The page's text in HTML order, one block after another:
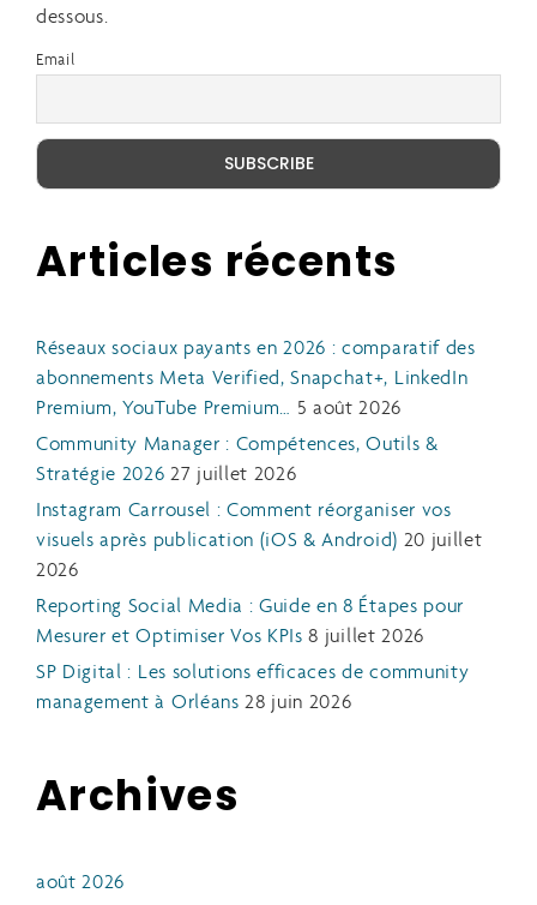
dessous.
Email
Articles récents
Réseaux sociaux payants en 2026 : comparatif des
abonnements Meta Verified, Snapchat+, LinkedIn
Premium, YouTube Premium… 5 août 2026
Community Manager : Compétences, Outils &
Stratégie 2026 27 juillet 2026
Instagram Carrousel : Comment réorganiser vos
visuels après publication (iOS & Android) 20 juillet
2026
Reporting Social Media : Guide en 8 Étapes pour
Mesurer et Optimiser Vos KPIs 8 juillet 2026
SP Digital : Les solutions efficaces de community
management à Orléans 28 juin 2026
Archives
août 2026